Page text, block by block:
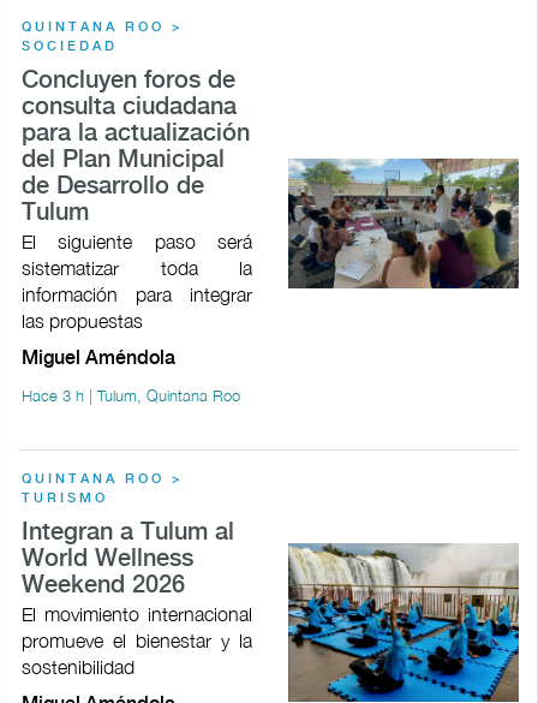
QUINTANA ROO >
SOCIEDAD
Concluyen foros de
consulta ciudadana
para la actualización
del Plan Municipal
de Desarrollo de
Tulum
El siguiente paso será
sistematizar toda la
información para integrar
las propuestas
Miguel Améndola
Hace 3 h | Tulum, Quintana Roo
QUINTANA ROO >
TURISMO
Integran a Tulum al
World Wellness
Weekend 2026
El movimiento internacional
promueve el bienestar y la
sostenibilidad